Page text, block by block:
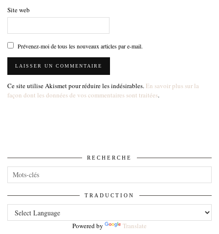
Site web
Prévenez-moi de tous les nouveaux articles par e-mail.
Ce site utilise Akismet pour réduire les indésirables. En savoir plus sur la
façon dont les données de vos commentaires sont traitées.
RECHERCHE
TRADUCTION
Powered by Translate